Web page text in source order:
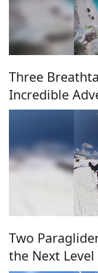
Three
Incredible
Two
the Next Level